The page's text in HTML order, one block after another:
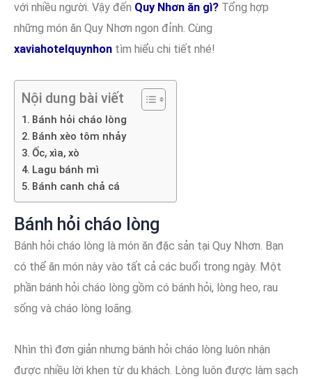
với nhiều người. Vậy đến Quy Nhơn ăn gì? Tổng hợp
những món ăn Quy Nhơn ngon đỉnh. Cùng
xaviahotelquynhon tìm hiểu chi tiết nhé!
Nội dung bài viết
Bánh hỏi cháo lòng
Bánh xèo tôm nhảy
Ốc, xìa, xò
Lagu bánh mì
Bánh canh chả cá
Bánh hỏi cháo lòng
Bánh hỏi cháo lòng là món ăn đặc sản tại Quy Nhơn. Bạn
có thể ăn món này vào tất cả các buổi trong ngày. Một
phần bánh hỏi cháo lòng gồm có bánh hỏi, lòng heo, rau
sống và cháo lòng loãng.
Nhìn thì đơn giản nhưng bánh hỏi cháo lòng luôn nhận
được nhiều lời khen từ du khách. Lòng luôn được làm sạch